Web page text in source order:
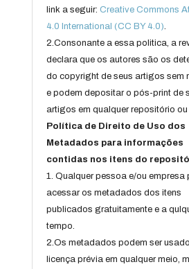
link a seguir:Creative Commons
4.0 International (CC BY 4.0).
2.Consonante a essa politica, a
declara que os autores são os
do copyright de seus artigos sem
e podem depositar o pós-print de
artigos em qualquer repositório ou
Política de Direito de Uso dos
Metadados para informações
contidas nos itens do
1. Qualquer pessoa e/ou empresa
acessar os metadados dos itens
publicados gratuitamente e a
tempo.
2.Os metadados podem ser
licença prévia em qualquer meio,